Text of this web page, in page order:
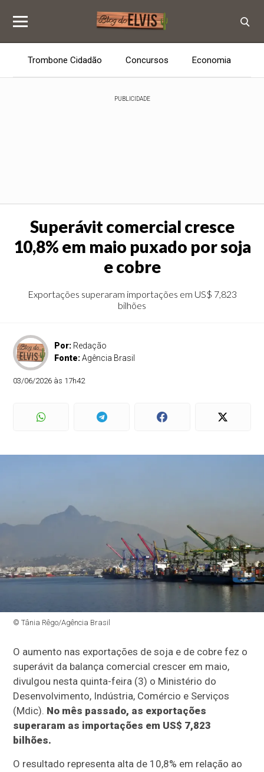
Trombone Cidadão Concursos Economia
PUBLICIDADE
Superávit comercial cresce
10,8% em maio puxado por soja
e cobre
Exportações superaram importações em US$ 7,823
bilhões
Por: Redação
Fonte:Agência Brasil
03/06/2026 às 17h42
© Tânia Rêgo/Agência Brasil
O aumento nas exportações de soja e de cobre fez o
superávit da balança comercial crescer em maio,
divulgou nesta quinta-feira (3) o Ministério do
Desenvolvimento, Indústria, Comércio e Serviços
(Mdic). No mês passado, as exportações
superaram as importações em US$ 7,823
bilhões.
O resultado representa alta de 10,8% em relação ao